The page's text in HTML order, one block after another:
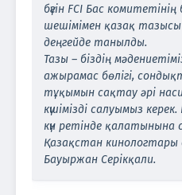
бүгін FCI Бас
шешімімен қазақ тазысы
деңгейде танылды.
Тазы – біздің
ажырамас бөлігі,
тұқымын сақтау әрі
күшімізді салуымыз
күн ретінде қалатынына
Қазақстан кинологтары
Бауыржан Серікқали.